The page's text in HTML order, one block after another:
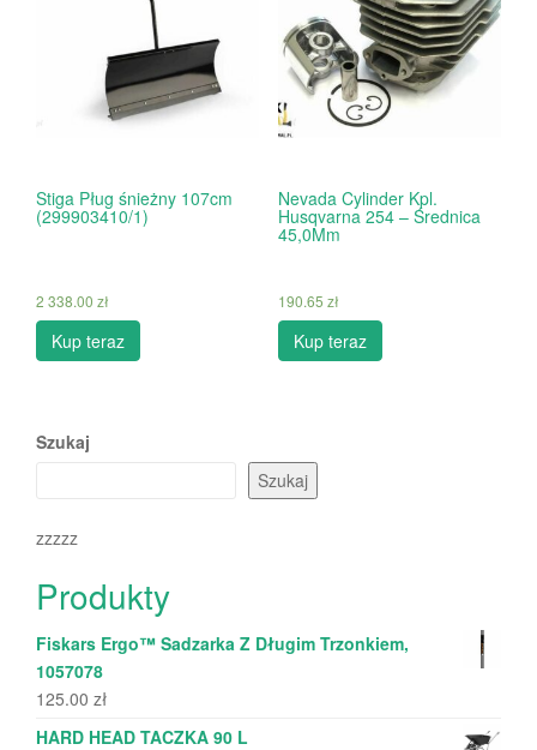
Stiga Pług śnieżny 107cm
(299903410/1)
2 338.00 zł
Kup teraz
Nevada Cylinder Kpl.
Husqvarna 254 – Średnica
45,0Mm
190.65 zł
Kup teraz
Szukaj
Szukaj
zzzzz
Produkty
Fiskars Ergo™ Sadzarka Z Długim Trzonkiem,
1057078
125.00 zł
HARD HEAD TACZKA 90 L